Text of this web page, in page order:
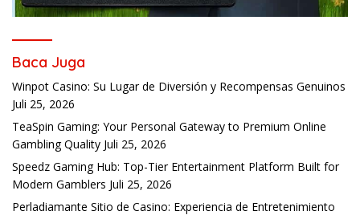
Baca Juga
Winpot Casino: Su Lugar de Diversión y Recompensas Genuinos
Juli 25, 2026
TeaSpin Gaming: Your Personal Gateway to Premium Online
Gambling Quality Juli 25, 2026
Speedz Gaming Hub: Top-Tier Entertainment Platform Built for
Modern Gamblers Juli 25, 2026
Perladiamante Sitio de Casino: Experiencia de Entretenimiento